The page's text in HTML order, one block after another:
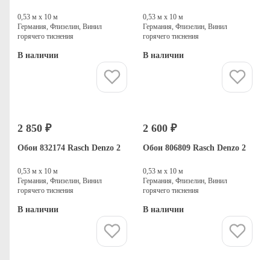
0,53 м х 10 м
Германия, Флизелин, Винил
горячего тиснения
В наличии
0,53 м х 10 м
Германия, Флизелин, Винил
горячего тиснения
В наличии
2 850 ₽
Обои 832174 Rasch Denzo 2
0,53 м х 10 м
Германия, Флизелин, Винил
горячего тиснения
В наличии
2 600 ₽
Обои 806809 Rasch Denzo 2
0,53 м х 10 м
Германия, Флизелин, Винил
горячего тиснения
В наличии